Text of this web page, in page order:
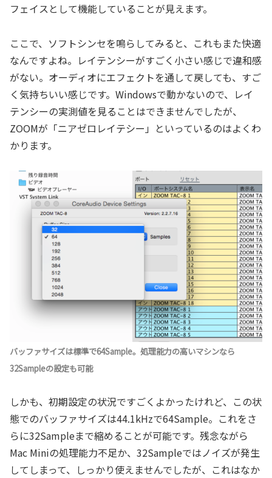
フェイスとして機能していることが見えます。
ここで、ソフトシンセを鳴らしてみると、これもまた快適
なんですよね。レイテンシーがすごく小さい感じで違和感
がない。オーディオにエフェクトを通して戻しても、すご
く気持ちいい感じです。Windowsで動かないので、レイ
テンシーの実測値を見ることはできませんでしたが、
ZOOMが「ニアゼロレイテシー」といっているのはよくわ
かります。
バッファサイズは標準で64Sample。処理能力の高いマシンなら
32Sampleの設定も可能
しかも、初期設定の状況ですごくよかったけれど、この状
態でのバッファサイズは44.1kHzで64Sample。これをさ
らに32Sampleまで縮めることが可能です。残念ながら
Mac Miniの処理能力不足か、32Sampleではノイズが発生
してしまって、しっかり使えませんでしたが、これはなか